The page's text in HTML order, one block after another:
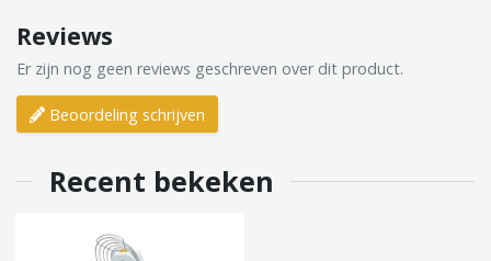
Reviews
Er zijn nog geen reviews geschreven over dit product.
Beoordeling schrijven
Recent bekeken